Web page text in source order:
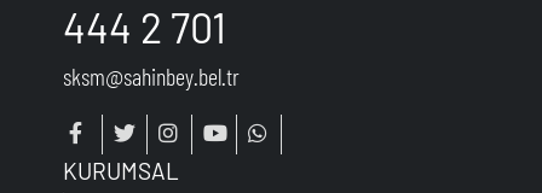
444 2 701
sksm@sahinbey.bel.tr
KURUMSAL